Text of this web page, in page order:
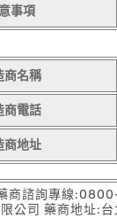
事項
商名稱
商電話
商地址
商諮詢專線
公司 藥商地址: